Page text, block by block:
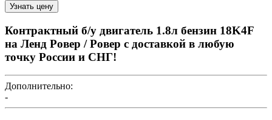
Контрактный б/у двигатель 1.8л бензин 18K4F
на Ленд Ровер / Ровер с доставкой в любую
точку России и СНГ!
Дополнительно:
-